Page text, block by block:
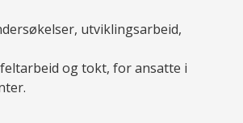
utviklingsarbeid,
og tokt, for ansatte i